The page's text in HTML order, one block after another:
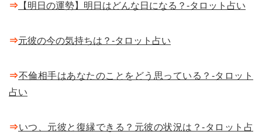
⇒ 【明日の運勢】明日はどんな日になる？-タロット占い
⇒元彼の今の気持ちは？-タロット占い
⇒不倫相手はあなたのことをどう思っている？-タロット
占い
⇒いつ、元彼と復縁できる？元彼の状況は？-タロット占